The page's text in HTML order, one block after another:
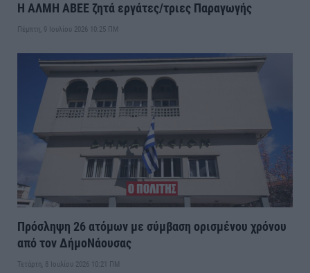
Η ΑΛΜΗ ΑΒΕΕ ζητά εργάτες/τριες Παραγωγής
Πέμπτη, 9 Ιουλίου 2026 10:25 ΠΜ
Πρόσληψη 26 ατόμων με σύμβαση ορισμένου χρόνου
από τον ΔήμοΝάουσας
Τετάρτη, 8 Ιουλίου 2026 10:21 ΠΜ